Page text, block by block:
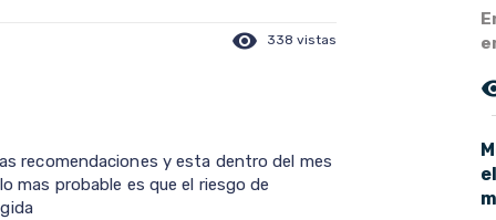
visibility 338 vistas
recomendaciones y esta dentro del mes
mas probable es que el riesgo de